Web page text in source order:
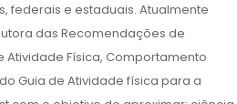
federais e estaduais. Atualmente
das Recomendações de
Física, Comportamento
Guia de Atividade física para a